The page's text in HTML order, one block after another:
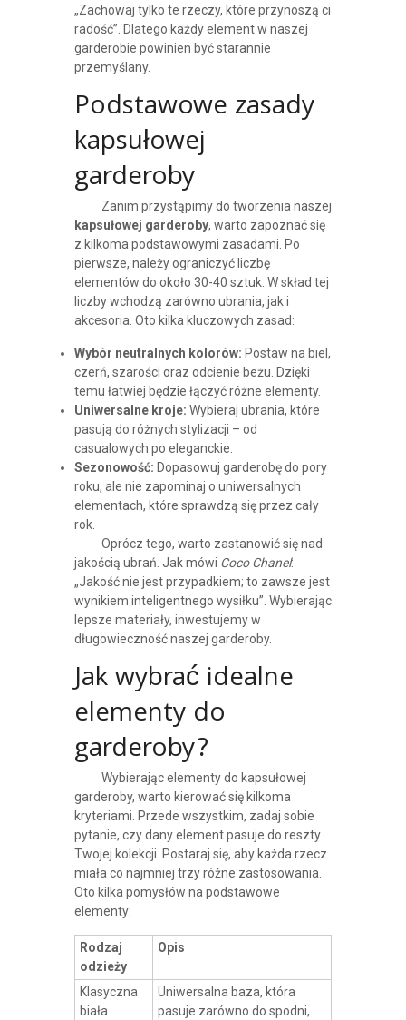
„Zachowaj tylko te rzeczy, które przynoszą ci
radość”. Dlatego każdy element w naszej
garderobie powinien być starannie
przemyślany.
Podstawowe zasady
kapsułowej
garderoby
Zanim przystąpimy do tworzenia naszej
kapsułowej garderoby, warto zapoznać się
z kilkoma podstawowymi zasadami. Po
pierwsze, należy ograniczyć liczbę
elementów do około 30-40 sztuk. W skład tej
liczby wchodzą zarówno ubrania, jak i
akcesoria. Oto kilka kluczowych zasad:
Wybór neutralnych kolorów: Postaw na biel,
czerń, szarości oraz odcienie beżu. Dzięki
temu łatwiej będzie łączyć różne elementy.
Uniwersalne kroje: Wybieraj ubrania, które
pasują do różnych stylizacji – od
casualowych po eleganckie.
Sezonowość: Dopasowuj garderobę do pory
roku, ale nie zapominaj o uniwersalnych
elementach, które sprawdzą się przez cały
rok.
Oprócz tego, warto zastanowić się nad
jakością ubrań. Jak mówi Coco Chanel:
„Jakość nie jest przypadkiem; to zawsze jest
wynikiem inteligentnego wysiłku”. Wybierając
lepsze materiały, inwestujemy w
długowieczność naszej garderoby.
Jak wybrać idealne
elementy do
garderoby?
Wybierając elementy do kapsułowej
garderoby, warto kierować się kilkoma
kryteriami. Przede wszystkim, zadaj sobie
pytanie, czy dany element pasuje do reszty
Twojej kolekcji. Postaraj się, aby każda rzecz
miała co najmniej trzy różne zastosowania.
Oto kilka pomysłów na podstawowe
elementy:
Rodzaj
odzieży
Opis
Klasyczna
biała
Uniwersalna baza, która
pasuje zarówno do spodni,